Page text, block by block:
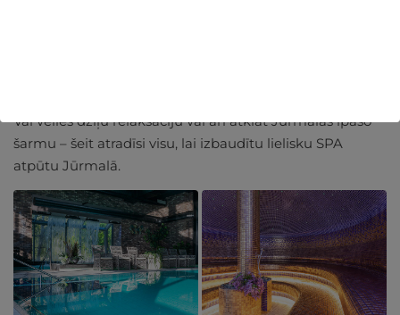
Vai vēlies dziļu relaksāciju vai arī atklāt Jūrmalas īpašo
šarmu – šeit atradīsi visu, lai izbaudītu lielisku SPA
atpūtu Jūrmalā.